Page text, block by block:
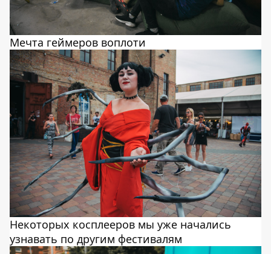
Мечта геймеров воплоти
Некоторых косплееров мы уже начались
узнавать по другим фестивалям